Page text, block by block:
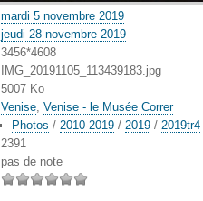
mardi 5 novembre 2019
jeudi 28 novembre 2019
3456*4608
IMG_20191105_113439183.jpg
5007 Ko
Venise, Venise - le Musée Correr
Photos /2010-2019 /2019 /2019tr4
2391
pas de note